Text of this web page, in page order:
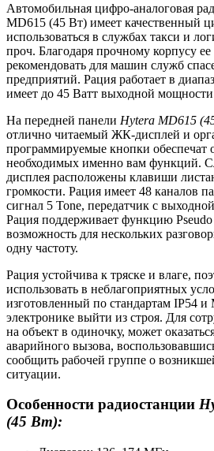
Автомобильная цифро-аналоговая
MD615 (45 Вт) имеет качественный
использоваться в службах такси и
проч. Благодаря прочному корпусу
рекомендовать для машин служб
предприятий. Рация работает в
имеет до 45 Ватт выходной
На передней панели Hytera MD615
отлично читаемый ЖК-дисплей и
программируемые кнопки обеспечат
необходимых именно вам функций.
дисплея расположены клавиши
громкости. Рация имеет 48 каналов
сигнал 5 Tone, передатчик с
Рация поддерживает функцию Pseudo
возможность для нескольких
одну частоту.
Рация устойчива к тряске и влаге,
использовать в неблагоприятных
изготовленный по стандартам IP54
электронике выйти из строя. Для
на объект в одиночку, может
аварийного вызова,
сообщить рабочей группе о
ситуации.
Особенности радиостанции
(45 Вт):